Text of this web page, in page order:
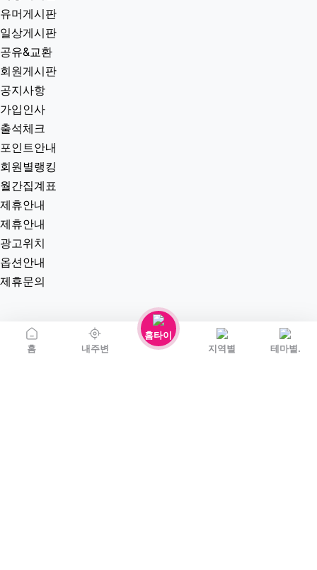
홈 내주변
홈타이
지역별
테마별.
유머게시판
일상게시판
공유&교환
회원게시판
공지사항
가입인사
출석체크
포인트안내
회원별랭킹
월간집계표
제휴안내
제휴안내
광고위치
옵션안내
제휴문의